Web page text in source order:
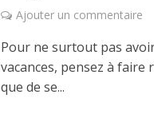
Ajouter un commentaire
Pour ne surtout pas
vacances, pensez à
que de se...